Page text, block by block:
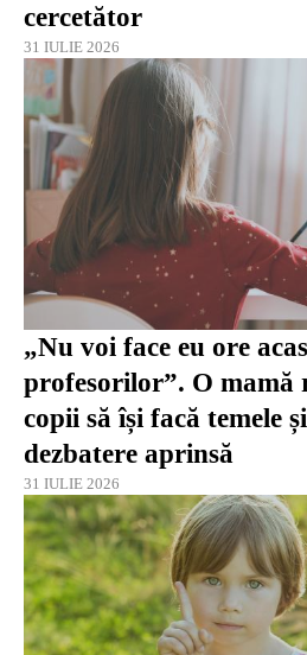
cercetător
31 IULIE 2026
„Nu voi face eu ore
profesorilor”. O mamă
copii să își facă temele
dezbatere aprinsă
31 IULIE 2026